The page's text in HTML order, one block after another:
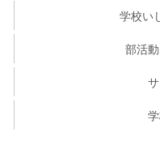
学校い
部活